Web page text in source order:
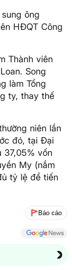
ông
HĐQT Công
Thành viên
Song
làm Tổng
ty, thay thế
niên lần
đó, tại Đại
37,05% vốn
My (nắm
tỷ lệ để tiến
Báo cáo